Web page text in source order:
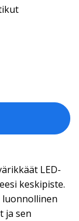
LED-
keskipiste.
luonnollinen
ja sen